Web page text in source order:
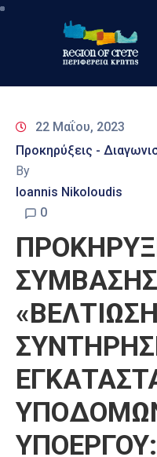
Περιφέρεια
&
Δράσεις
Ψηφιακές
Επικοινωνία
22 Μαΐου, 2023
Προκηρύξεις -
By
Ioannis Nikoloudis
0